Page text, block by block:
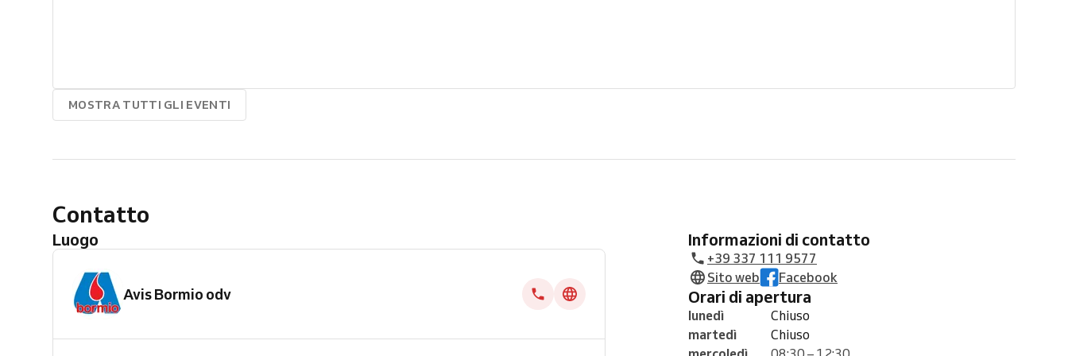
MOSTRA TUTTI GLI EVENTI
Contatto
Luogo
Avis Bormio odv
Informazioni di contatto
+39 337 111 9577
Sito web
Facebook
Orari di apertura
lunedì
Chiuso
martedì
Chiuso